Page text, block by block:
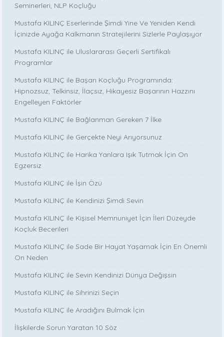
Seminerleri, NLP Koçluğu
Mustafa KILINÇ Eserlerinde Şimdi Yine Ve Yeniden Kendi
İçinizde Ayağa Kalkmanın Stratejilerini Sizlerle Paylaşıyor
Mustafa KILINÇ ile Uluslararası Geçerli Sertifikalı
Programlar
Mustafa KILINÇ ile Başarı Koçluğu Programında:
Hipnozsuz, Telkinsiz, İlaçsız, Hikayesiz Başarının Hazzını
Engelleyen Faktörler
Mustafa KILINÇ ile Bağlanman Gereken 7 İlke
Mustafa KILINÇ ile Gerçekte Neyi Arıyorsunuz
Mustafa KILINÇ ile Harika Yanlara Işık Tutmak İçin On
Egzersiz
Mustafa KILINÇ ile İşin Özü
Mustafa KILINÇ ile Kendinizi Şimdi Sevin
Mustafa KILINÇ ile Kişisel Memnuniyet İçin İleri Düzeyde
Koçluk Becerileri
Mustafa KILINÇ ile Sade Bir Hayat Yaşamak İçin En Önemli
On Neden
Mustafa KILINÇ ile Sevin Kendinizi Dünya Değişsin
Mustafa KILINÇ ile Sihrinizi Seçin
Mustafa KILINÇ ile Aradığını Bulmak İçin
İlişkilerde Sorun Yaratan 10 Söz